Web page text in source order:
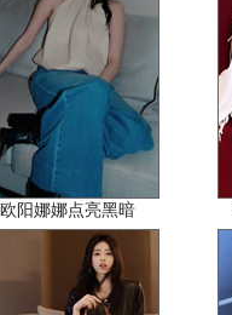
欧阳娜娜点亮黑暗